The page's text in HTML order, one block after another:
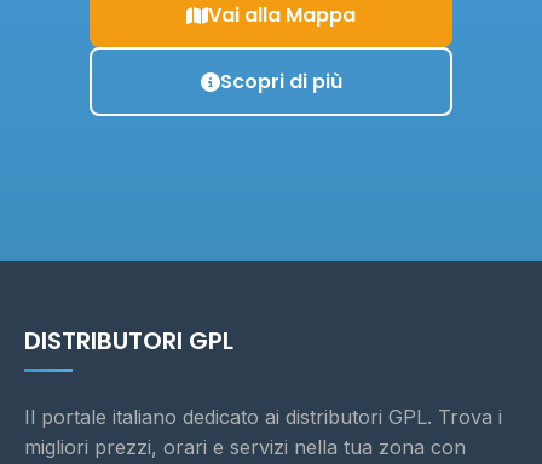
Vai alla Mappa
Scopri di più
DISTRIBUTORI GPL
Il portale italiano dedicato ai distributori GPL. Trova i
migliori prezzi, orari e servizi nella tua zona con